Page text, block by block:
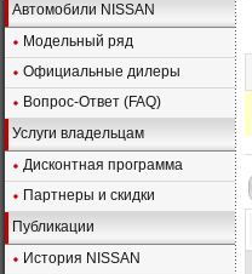
Автомобили NISSAN
Модельный ряд
Официальные дилеры
Вопрос-Ответ (FAQ)
Услуги владельцам
Дисконтная программа
Партнеры и скидки
Публикации
История NISSAN